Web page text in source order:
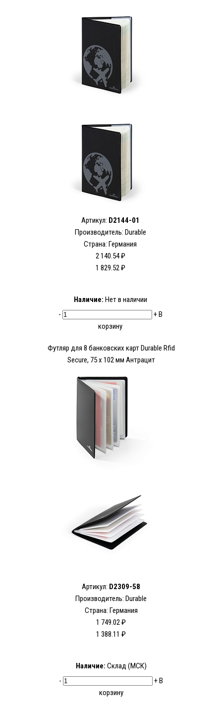
Артикул: D2144-01
Производитель: Durable
Страна: Германия
2 140.54 ₽
1 829.52 ₽
Наличие: Нет в наличии
-
+В
корзину
Футляр для 8 банковских карт Durable Rfid
Secure, 75 х 102 мм Антрацит
Артикул: D2309-58
Производитель: Durable
Страна: Германия
1 749.02 ₽
1 388.11 ₽
Наличие: Склад (МСК)
-
+В
корзину